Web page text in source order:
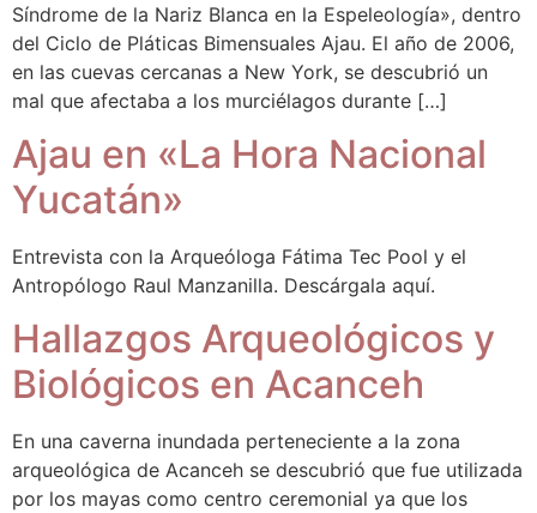
Síndrome de la Nariz Blanca en la Espeleología», dentro
del Ciclo de Pláticas Bimensuales Ajau. El año de 2006,
en las cuevas cercanas a New York, se descubrió un
mal que afectaba a los murciélagos durante […]
Ajau en «La Hora Nacional
Yucatán»
Entrevista con la Arqueóloga Fátima Tec Pool y el
Antropólogo Raul Manzanilla. Descárgala aquí.
Hallazgos Arqueológicos y
Biológicos en Acanceh
En una caverna inundada perteneciente a la zona
arqueológica de Acanceh se descubrió que fue utilizada
por los mayas como centro ceremonial ya que los